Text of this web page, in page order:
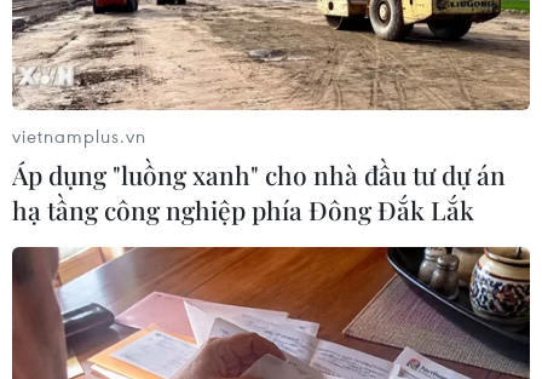
- Đại biểu Quốc hội: Việt Á là cú lừa ngoạn mục
sắc như dao cắt trong phòng chống dịch;
- Nhật Bản dọa bắn hạ tên lửa Triều Tiên;
- Ukraine muốn trừng phạt Iran 50 năm vì
"cung cấp vũ khí cho Nga;"
- Chỉ ba cổ động viên đón Messi và PSG./.
(Vietnam+)
vietnamplus.vn
Áp dụng "luồng xanh" cho nhà đầu tư dự án
hạ tầng công nghiệp phía Đông Đắk Lắk